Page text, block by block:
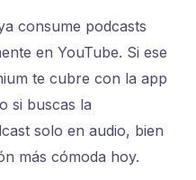
consume podcasts
en YouTube. Si ese
te cubre con la app
si buscas la
solo en audio, bien
más cómoda hoy.